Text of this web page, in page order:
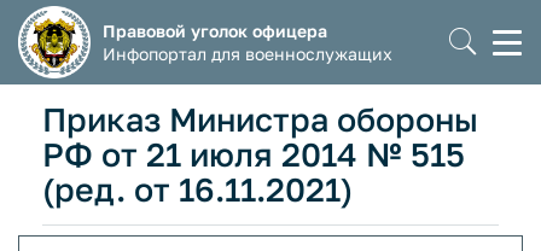
Правовой уголок офицера
Инфопортал для военнослужащих
Приказ Министра обороны
РФ от 21 июля 2014 № 515
(ред. от 16.11.2021)